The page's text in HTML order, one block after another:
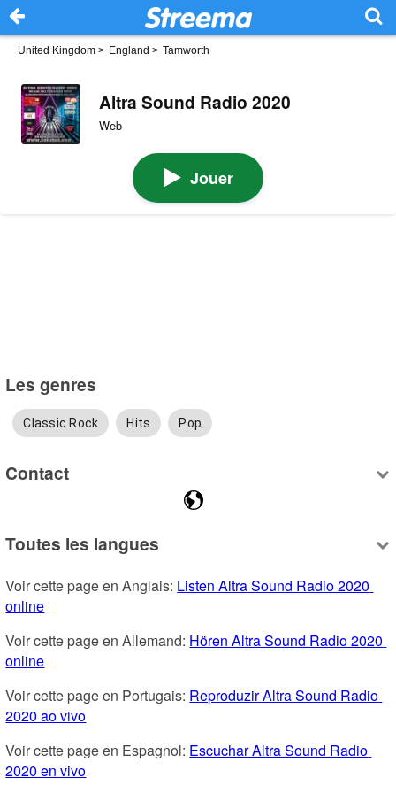
United Kingdom > England > Tamworth
Altra Sound Radio 2020
Web
Jouer
Les genres
Classic Rock Hits Pop
Contact
Toutes les langues
Voir cette page en Anglais: Listen Altra Sound Radio 2020
online
Voir cette page en Allemand: Hören Altra Sound Radio 2020
online
Voir cette page en Portugais: Reproduzir Altra Sound Radio
2020 ao vivo
Voir cette page en Espagnol: Escuchar Altra Sound Radio
2020 en vivo